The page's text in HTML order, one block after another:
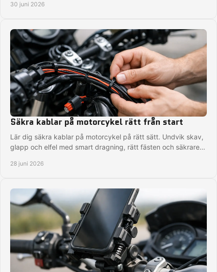
30 juni 2026
Säkra kablar på motorcykel rätt från start
Lär dig säkra kablar på motorcykel på rätt sätt. Undvik skav,
glapp och elfel med smart dragning, rätt fästen och säkrare
28 juni 2026